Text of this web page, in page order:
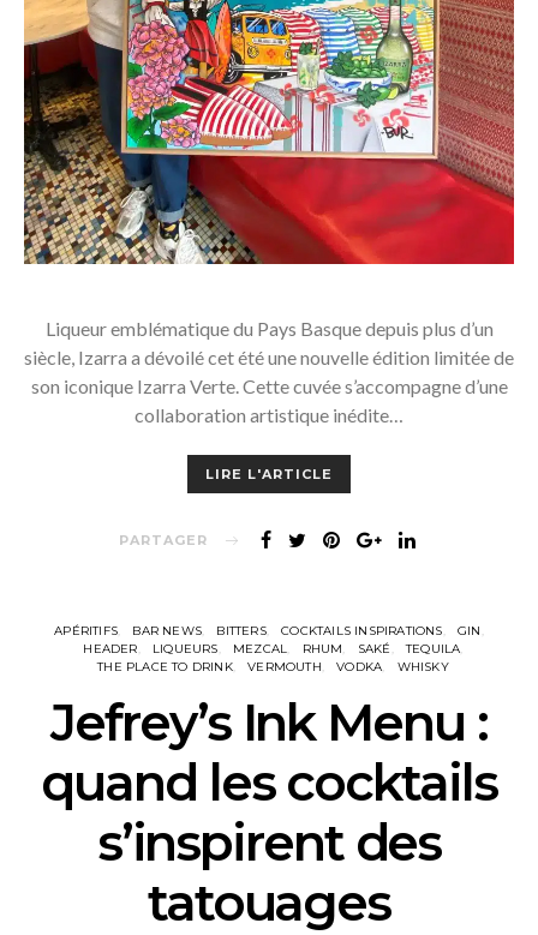
Liqueur emblématique du Pays Basque depuis plus d’un
siècle, Izarra a dévoilé cet été une nouvelle édition limitée de
son iconique Izarra Verte. Cette cuvée s’accompagne d’une
collaboration artistique inédite…
LIRE L'ARTICLE
PARTAGER
APÉRITIFS BAR NEWS BITTERS COCKTAILS INSPIRATIONS
GIN
HEADER
LIQUEURS MEZCAL RHUM SAKÉ
TEQUILA
THE PLACE TO DRINK
VERMOUTH VODKA WHISKY
Jefrey’s Ink Menu :
quand les cocktails
s’inspirent des
tatouages